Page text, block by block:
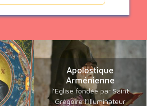
Apolostique
Arménienne
l’Eglise fondée par Saint
Grégoire l’Illuminateur